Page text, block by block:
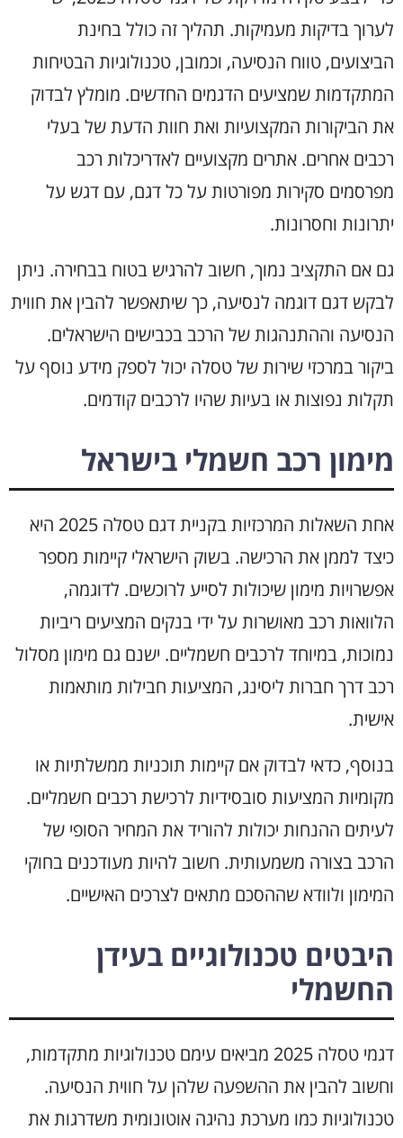
לערוך בדיקות מעמיקות. תהליך זה כולל בחינת
הביצועים, טווח הנסיעה, וכמובן, טכנולוגיות הבטיחות
המתקדמות שמציעים הדגמים החדשים. מומלץ לבדוק
את הביקורות המקצועיות ואת חוות הדעת של בעלי
רכבים אחרים. אתרים מקצועיים לאדריכלות רכב
מפרסמים סקירות מפורטות על כל דגם, עם דגש על
יתרונות וחסרונות.
גם אם התקציב נמוך, חשוב להרגיש בטוח בבחירה. ניתן
לבקש דגם דוגמה לנסיעה, כך שיתאפשר להבין את חווית
הנסיעה וההתנהגות של הרכב בכבישים הישראלים.
ביקור במרכזי שירות של טסלה יכול לספק מידע נוסף על
תקלות נפוצות או בעיות שהיו לרכבים קודמים.
מימון רכב חשמלי בישראל
אחת השאלות המרכזיות בקניית דגם טסלה 2025 היא
כיצד לממן את הרכישה. בשוק הישראלי קיימות מספר
אפשרויות מימון שיכולות לסייע לרוכשים. לדוגמה,
הלוואות רכב מאושרות על ידי בנקים המציעים ריביות
נמוכות, במיוחד לרכבים חשמליים. ישנם גם מימון מסלול
רכב דרך חברות ליסינג, המציעות חבילות מותאמות
אישית.
בנוסף, כדאי לבדוק אם קיימות תוכניות ממשלתיות או
מקומיות המציעות סובסידיות לרכישת רכבים חשמליים.
לעיתים ההנחות יכולות להוריד את המחיר הסופי של
הרכב בצורה משמעותית. חשוב להיות מעודכנים בחוקי
המימון ולוודא שההסכם מתאים לצרכים האישיים.
היבטים טכנולוגיים בעידן
החשמלי
דגמי טסלה 2025 מביאים עימם טכנולוגיות מתקדמות,
וחשוב להבין את ההשפעה שלהן על חווית הנסיעה.
טכנולוגיות כמו מערכת נהיגה אוטונומית משדרגות את